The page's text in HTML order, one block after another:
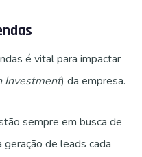
é vital para impactar
Investment) da empresa.
sempre em busca de
de leads cada